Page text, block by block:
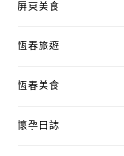
屏東美食
恆春旅遊
恆春美食
懷孕日誌